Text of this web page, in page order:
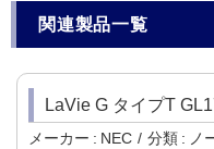
関連製品一覧
LaVie G タイプT
メーカー NEC 分類
ノ